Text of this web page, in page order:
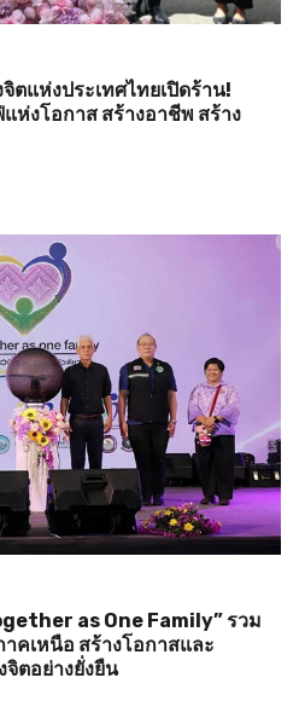
ตแห่งประเทศไทยเปิดร้าน!
ห่งโอกาส สร้างอาชีพ สร้าง
as One Family” รวม
คเหนือ สร้างโอกาสและ
ตอย่างยั่งยืน